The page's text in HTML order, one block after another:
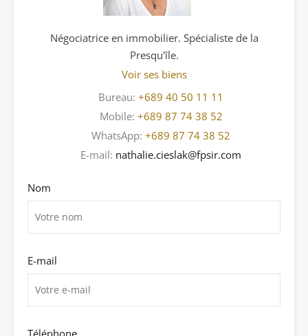
Négociatrice en immobilier. Spécialiste de la
Presqu'île.
Voir ses biens
Bureau: +689 40 50 11 11
Mobile: +689 87 74 38 52
WhatsApp: +689 87 74 38 52
E-mail: nathalie.cieslak@fpsir.com
Nom
E-mail
Téléphone